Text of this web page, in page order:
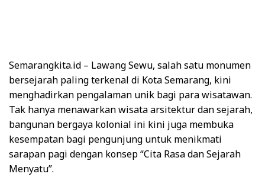
Semarangkita.id – Lawang Sewu, salah satu monumen
bersejarah paling terkenal di Kota Semarang, kini
menghadirkan pengalaman unik bagi para wisatawan.
Tak hanya menawarkan wisata arsitektur dan sejarah,
bangunan bergaya kolonial ini kini juga membuka
kesempatan bagi pengunjung untuk menikmati
sarapan pagi dengan konsep “Cita Rasa dan Sejarah
Menyatu”.